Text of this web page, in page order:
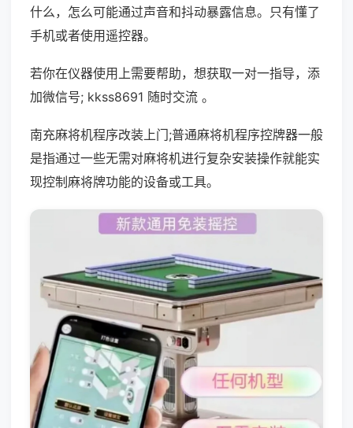
什么，怎么可能通过声音和抖动暴露信息。只有懂了
手机或者使用遥控器。
若你在仪器使用上需要帮助，想获取一对一指导，添
加微信号; kkss8691 随时交流 。
南充麻将机程序改装上门;普通麻将机程序控牌器一般
是指通过一些无需对麻将机进行复杂安装操作就能实
现控制麻将牌功能的设备或工具。